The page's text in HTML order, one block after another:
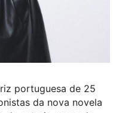
portuguesa de 25
da nova novela